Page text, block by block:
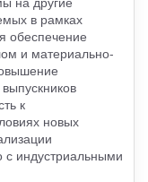
в рамках
обеспечение
и материально-
к
новых
с индустриальными